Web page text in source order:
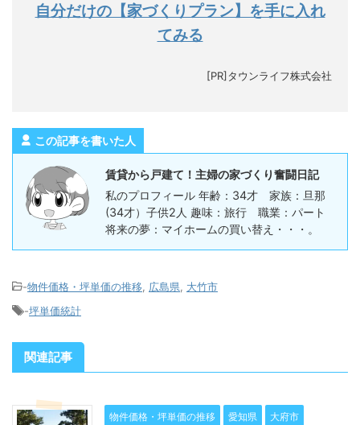
自分だけの【家づくりプラン】を手に入れ
てみる
[PR]タウンライフ株式会社
この記事を書いた人
賃貸から戸建て！主婦の家づくり奮闘日記
私のプロフィール 年齢：34才 家族：旦那
(34才）子供2人 趣味：旅行 職業：パート
将来の夢：マイホームの買い替え・・・。
-物件価格・坪単価の推移 広島県
大竹市
-坪単価統計
関連記事
物件価格・坪単価の推移 愛知県 大府市